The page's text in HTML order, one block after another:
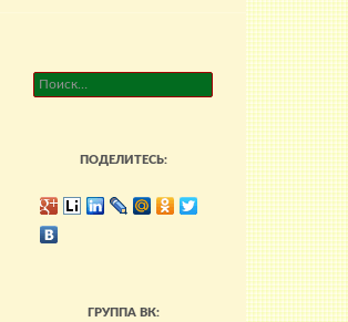
Найти:
ПОДЕЛИТЕСЬ:
ГРУППА ВК: